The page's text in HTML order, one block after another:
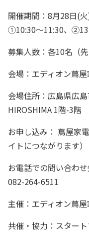
開催期間：8月28日(
①10:30～11:30、
募集人数：各10名（先
会場：エディオン蔦
会場住所：広島県広
HIROSHIMA 1階-3階
お申し込み： 蔦屋家
イトにつながります）
お電話での問い合わ
082-264-6511
主催：エディオン蔦
共催・協力：スター